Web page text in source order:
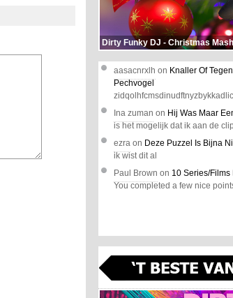
Dirty Funky DJ - Christmas
aasacnrxlh on Knaller Of
Pechvogel
zidqolhfcmsdinudftnyzbykkadlic
Ina zuman on Hij Was Maar
is het mogelijk dat ik aan de
ezra on Deze Puzzel Is Bijna
ik wist dit al
Paul Brown on 10 Series/
You completed a few nice